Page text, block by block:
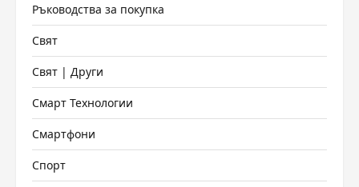
Ръководства за покупка
Свят
Свят | Други
Смарт Технологии
Смартфони
Спорт